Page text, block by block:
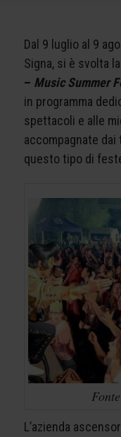
Dal 9 luglio al 9
Signa, si è svolta
– Music Summer
in programma
spettacoli e alle
accompagnate
questo tipo di
L’azienda